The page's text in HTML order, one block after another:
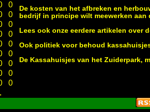
0
0
0
0
0
0
0
0
0
De kosten van het afbreken en
bedrijf in principe wilt meewerken
Lees ook onze eerdere artikelen over
Ook politiek voor behoud
De Kassahuisjes van het Zuiderpark,